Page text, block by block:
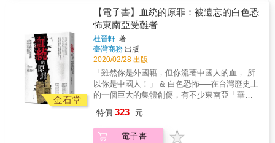
無法不帶著浪漫去為反抗者的血液與靈魂感
動。」──張宇韶（節目主持人／政治評論
員。）
也受到牽連。就此，三人走上不同命運的道路
&hellip;&hellip;。 本書特色 ☆台灣老中青三代
皆需面對的歷史事件 「四六事件」常年封存於
老一輩不敢談、中生代不想管、新生代不知情
的悲慘命運，而《46：1949白色恐怖的濫觴》
這本漫畫，就背負起揭開「四六事件」神秘面
紗的重大使命。漫畫故事訴說在二二八事件
後，台灣有一群學生勇敢抗暴的事蹟，但也於
此次事件後，開啟台灣白色恐怖慘痛的無間地
但不失去史實考證的台灣歷史漫畫，藉由
《46：1949白色恐怖的濫觴》，讓親子間促膝
交談、師生間傳承教育、社會間展開對話，台
多學長姐與志同道合的朋友並參與社團，而柯
景耀也與同鄉玩伴陳碧瑛墜入愛河。 3月20
日，柯景耀與黎元君共騎一台單車，被警察攔
下後帶回警局遭到毒打。消息一出後，數百名
學生包圍警局，提出釋放兩人以及五大訴求，
最終警方只釋放了兩人。隔日，一千多名學生
再次走上街頭包圍警局請願，最後警方因人數
壓力向學生道歉，但此次包圍行動已驚動中華
民國政府當局。 4月6號，陳誠命令彭孟緝立即
逮捕學生，並要求被神格化的傅斯年校長與通
兩人皆間接成為大逮捕行動的幫兇。 日後，柯
金石堂
【電子書】血統的原罪：被遺忘的白色恐
怖東南亞受難者
杜晉軒 著
臺灣商務 出版
2020/02/28 出版
「雖然你是外國籍，但你流著中國人的血， 所
以你是中國人！」 & 白色恐怖──在台灣歷史上
的一個巨大的集體創傷，有不少東南亞「華
華民國國籍」，卻只因著「大中華民族主義」
以及「血統主義」的論述，枉受好幾十年的酷
刑以及牢獄之災，造就了這些東南亞受難者一
特價 323 元
電子書